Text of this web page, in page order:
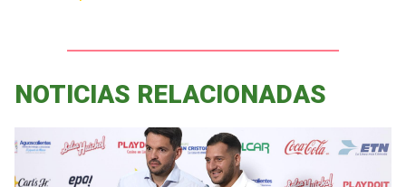
NOTICIAS RELACIONADAS